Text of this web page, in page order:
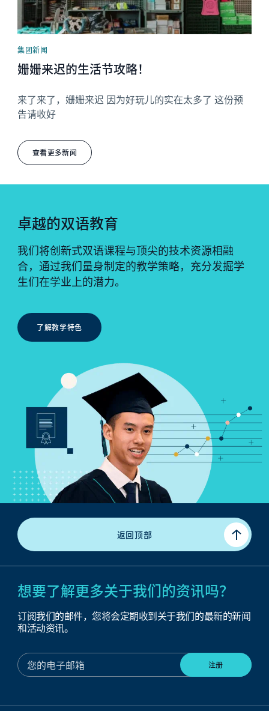
查看更多新闻
集团新闻
姗姗来迟的生活节攻略！
来了来了，姗姗来迟 因为好玩儿的实在太多了 这份预
告请收好
卓越的双语教育
我们将创新式双语课程与顶尖的技术资源相融
合，通过我们量身制定的教学策略，充分发掘学
生们在学业上的潜力。
了解教学特色
返回顶部
想要了解更多关于我们的资讯吗？
订阅我们的邮件，您将会定期收到关于我们的最新的新闻
和活动资讯。